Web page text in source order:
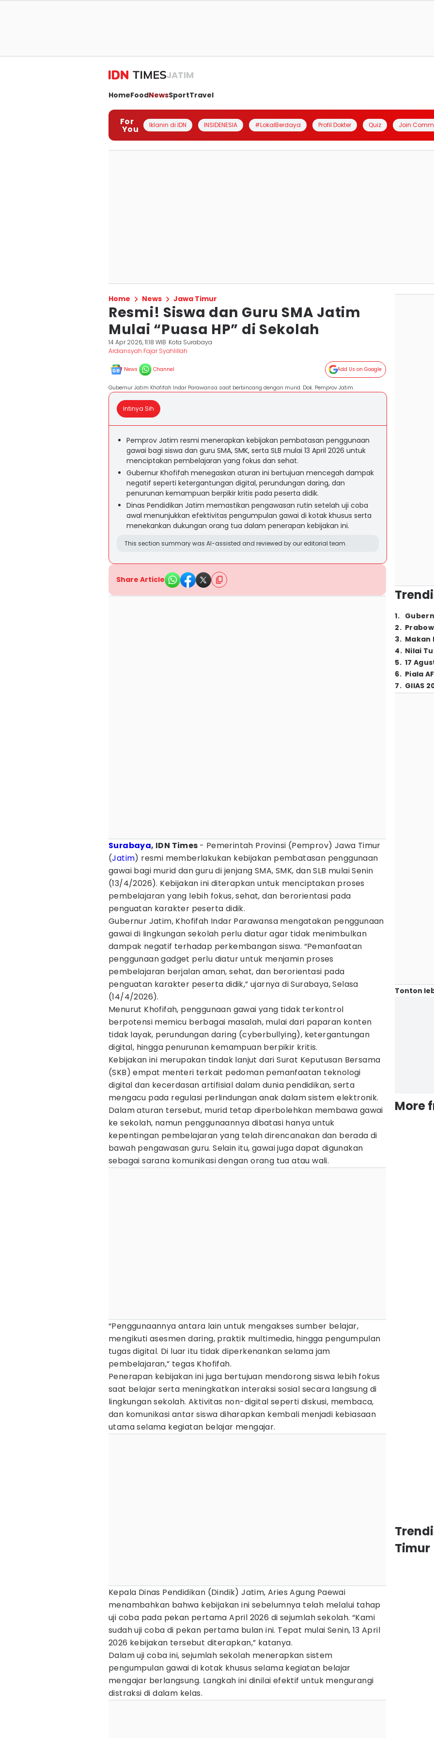
JATIM
HomeFoodNewsSportTravel
For
You Iklanin di IDN INSIDENESIA #LokalBerdaya Profil Dokter Quiz Join
Home News Jawa Timur
Resmi! Siswa dan Guru SMA Jatim
Mulai “Puasa HP” di Sekolah
14 Apr 2026, 11:18 WIB Kota Surabaya
Ardiansyah Fajar Syahlillah
News Channel Add Us on Google
Gubernur Jatim Khofifah Indar Parawansa saat berbincang dengan murid. Dok. Pemprov Jatim.
Intinya Sih
Pemprov Jatim resmi menerapkan kebijakan pembatasan penggunaan
gawai bagi siswa dan guru SMA, SMK, serta SLB mulai 13 April 2026 untuk
menciptakan pembelajaran yang fokus dan sehat.
Gubernur Khofifah menegaskan aturan ini bertujuan mencegah dampak
negatif seperti ketergantungan digital, perundungan daring, dan
penurunan kemampuan berpikir kritis pada peserta didik.
Dinas Pendidikan Jatim memastikan pengawasan rutin setelah uji coba
awal menunjukkan efektivitas pengumpulan gawai di kotak khusus serta
menekankan dukungan orang tua dalam penerapan kebijakan ini.
This section summary was AI-assisted and reviewed by our editorial team.
Share Article
Surabaya, IDN Times - Pemerintah Provinsi (Pemprov) Jawa Timur
(Jatim) resmi memberlakukan kebijakan pembatasan penggunaan
gawai bagi murid dan guru di jenjang SMA, SMK, dan SLB mulai Senin
(13/4/2026). Kebijakan ini diterapkan untuk menciptakan proses
pembelajaran yang lebih fokus, sehat, dan berorientasi pada
penguatan karakter peserta didik.
Gubernur Jatim, Khofifah Indar Parawansa mengatakan penggunaan
gawai di lingkungan sekolah perlu diatur agar tidak menimbulkan
dampak negatif terhadap perkembangan siswa. “Pemanfaatan
penggunaan gadget perlu diatur untuk menjamin proses
pembelajaran berjalan aman, sehat, dan berorientasi pada
penguatan karakter peserta didik,” ujarnya di Surabaya, Selasa
(14/4/2026).
Menurut Khofifah, penggunaan gawai yang tidak terkontrol
berpotensi memicu berbagai masalah, mulai dari paparan konten
tidak layak, perundungan daring (cyberbullying), ketergantungan
digital, hingga penurunan kemampuan berpikir kritis.
Kebijakan ini merupakan tindak lanjut dari Surat Keputusan Bersama
(SKB) empat menteri terkait pedoman pemanfaatan teknologi
digital dan kecerdasan artifisial dalam dunia pendidikan, serta
mengacu pada regulasi perlindungan anak dalam sistem elektronik.
Dalam aturan tersebut, murid tetap diperbolehkan membawa gawai
ke sekolah, namun penggunaannya dibatasi hanya untuk
kepentingan pembelajaran yang telah direncanakan dan berada di
bawah pengawasan guru. Selain itu, gawai juga dapat digunakan
sebagai sarana komunikasi dengan orang tua atau wali.
“Penggunaannya antara lain untuk mengakses sumber belajar,
mengikuti asesmen daring, praktik multimedia, hingga pengumpulan
tugas digital. Di luar itu tidak diperkenankan selama jam
pembelajaran,” tegas Khofifah.
Penerapan kebijakan ini juga bertujuan mendorong siswa lebih fokus
saat belajar serta meningkatkan interaksi sosial secara langsung di
lingkungan sekolah. Aktivitas non-digital seperti diskusi, membaca,
dan komunikasi antar siswa diharapkan kembali menjadi kebiasaan
utama selama kegiatan belajar mengajar.
Kepala Dinas Pendidikan (Dindik) Jatim, Aries Agung Paewai
menambahkan bahwa kebijakan ini sebelumnya telah melalui tahap
uji coba pada pekan pertama April 2026 di sejumlah sekolah. “Kami
sudah uji coba di pekan pertama bulan ini. Tepat mulai Senin, 13 April
2026 kebijakan tersebut diterapkan,” katanya.
Dalam uji coba ini, sejumlah sekolah menerapkan sistem
pengumpulan gawai di kotak khusus selama kegiatan belajar
mengajar berlangsung. Langkah ini dinilai efektif untuk mengurangi
distraksi di dalam kelas.
1.
2.
3. Makan
4. Nilai
5. 17
6. Piala
7. GIIAS
Tonton
More
Timur